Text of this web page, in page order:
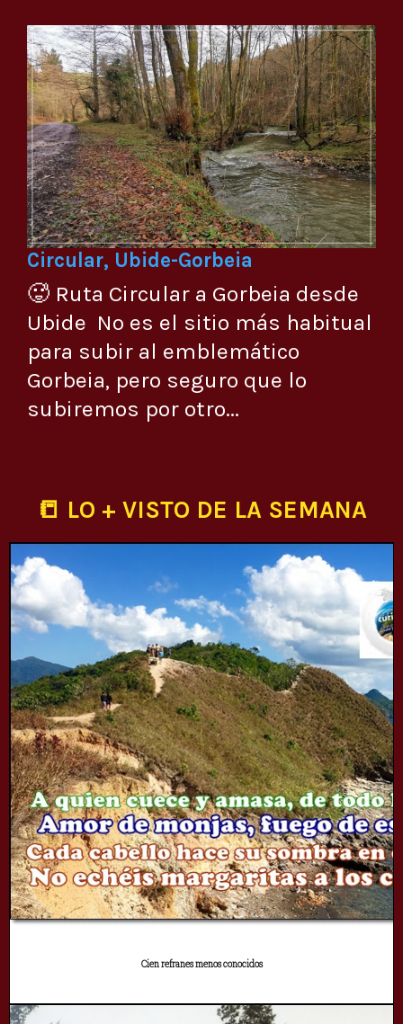
Circular, Ubide-Gorbeia
🥵 Ruta Circular a Gorbeia desde
Ubide No es el sitio más habitual
para subir al emblemático
Gorbeia, pero seguro que lo
subiremos por otro...
📒 LO + VISTO DE LA SEMANA
Cien refranes menos conocidos